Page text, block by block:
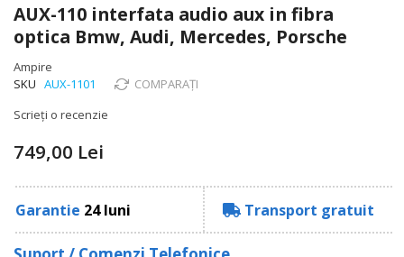
to
the
beginning
of
the
gallery
AUX-110 interfata audio aux in fibra
optica Bmw, Audi, Mercedes, Porsche
Ampire
SKU AUX-1101
COMPARAȚI
Scrieți o recenzie
749,00 Lei
Garantie 24 luni Transport gratuit